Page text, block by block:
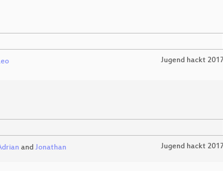
Jugend hackt 2017
and Jonathan Jugend hackt 2017